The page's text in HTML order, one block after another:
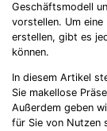
Geschäftsmodell
vorstellen. Um
erstellen, gibt es
können.
In diesem Artikel
Sie makellose
Außerdem geben
für Sie von Nutzen